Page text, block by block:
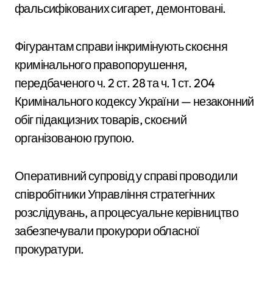
фальсифікованих сигарет, демонтовані.
Фігурантам справи інкримінують скоєння
кримінального правопорушення,
передбаченого ч. 2 ст. 28 та ч. 1 ст. 204
Кримінального кодексу України — незаконний
обіг підакцизних товарів, скоєний
організованою групою.
Оперативний супровід у справі проводили
співробітники Управління стратегічних
розслідувань, а процесуальне керівництво
забезпечували прокурори обласної
прокуратури.